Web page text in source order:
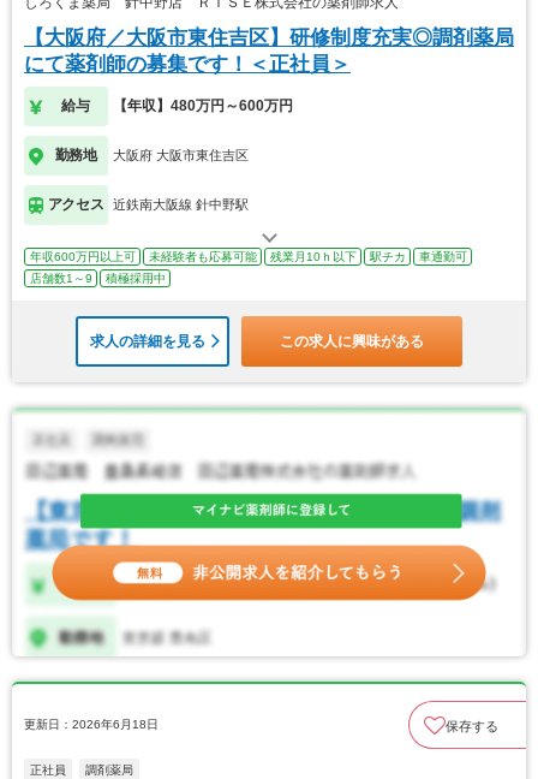
【大阪府／大阪市東住吉区】研修制度充実◎調剤薬局
にて薬剤師の募集です！＜正社員＞
給与 【年収】480万円～600万円
勤務地 大阪府 大阪市東住吉区
アクセス 近鉄南大阪線 針中野駅
年収600万円以上可 未経験者も応募可能 残業月10ｈ以下 駅チカ
車通勤可
店舗数1～9
積極採用中
求人の詳細を見る この求人に興味がある
更新日：2026年6月18日 保存する
正社員 調剤薬局